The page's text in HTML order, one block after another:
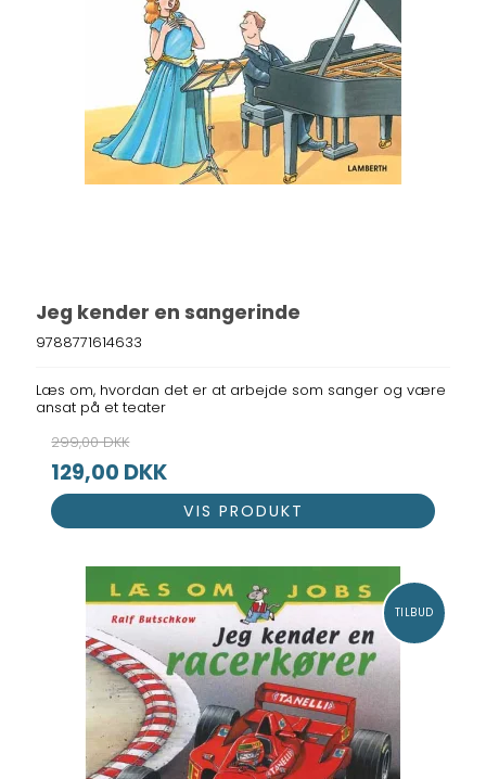
Jeg kender en sangerinde
9788771614633
Læs om, hvordan det er at arbejde som sanger og være
ansat på et teater
299,00 DKK
129,00 DKK
VIS PRODUKT
TILBUD